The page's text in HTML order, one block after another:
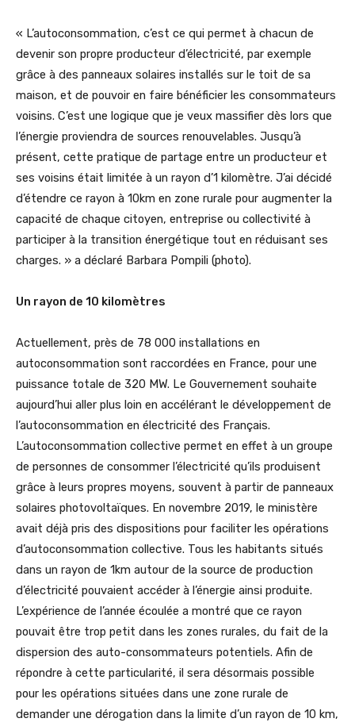
« L’autoconsommation, c’est ce qui permet à chacun de
devenir son propre producteur d’électricité, par exemple
grâce à des panneaux solaires installés sur le toit de sa
maison, et de pouvoir en faire bénéficier les consommateurs
voisins. C’est une logique que je veux massifier dès lors que
l’énergie proviendra de sources renouvelables. Jusqu’à
présent, cette pratique de partage entre un producteur et
ses voisins était limitée à un rayon d’1 kilomètre. J’ai décidé
d’étendre ce rayon à 10km en zone rurale pour augmenter la
capacité de chaque citoyen, entreprise ou collectivité à
participer à la transition énergétique tout en réduisant ses
charges. » a déclaré Barbara Pompili (photo).
Un rayon de 10 kilomètres
Actuellement, près de 78 000 installations en
autoconsommation sont raccordées en France, pour une
puissance totale de 320 MW. Le Gouvernement souhaite
aujourd’hui aller plus loin en accélérant le développement de
l’autoconsommation en électricité des Français.
L’autoconsommation collective permet en effet à un groupe
de personnes de consommer l’électricité qu’ils produisent
grâce à leurs propres moyens, souvent à partir de panneaux
solaires photovoltaïques. En novembre 2019, le ministère
avait déjà pris des dispositions pour faciliter les opérations
d’autoconsommation collective. Tous les habitants situés
dans un rayon de 1km autour de la source de production
d’électricité pouvaient accéder à l’énergie ainsi produite.
L’expérience de l’année écoulée a montré que ce rayon
pouvait être trop petit dans les zones rurales, du fait de la
dispersion des auto-consommateurs potentiels. Afin de
répondre à cette particularité, il sera désormais possible
pour les opérations situées dans une zone rurale de
demander une dérogation dans la limite d’un rayon de 10 km,